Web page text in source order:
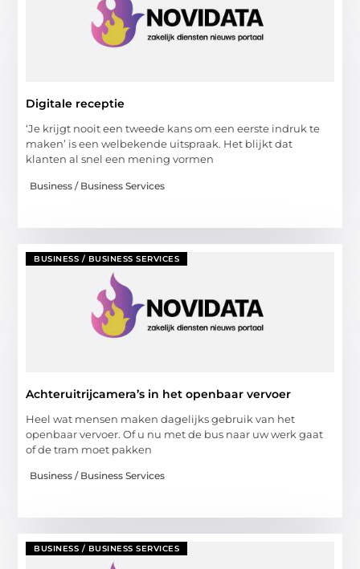
Digitale receptie
‘Je krijgt nooit een tweede kans om een eerste indruk te
maken’ is een welbekende uitspraak. Het blijkt dat
klanten al snel een mening vormen
Business / Business Services
BUSINESS / BUSINESS SERVICES
Achteruitrijcamera’s in het openbaar vervoer
Heel wat mensen maken dagelijks gebruik van het
openbaar vervoer. Of u nu met de bus naar uw werk gaat
of de tram moet pakken
Business / Business Services
BUSINESS / BUSINESS SERVICES